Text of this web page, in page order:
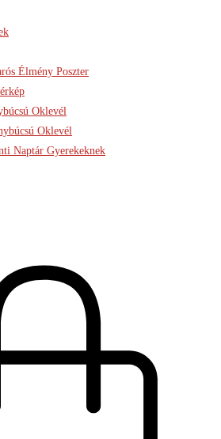
Élmény Poszter
Oklevél
Oklevél
Naptár Gyerekeknek